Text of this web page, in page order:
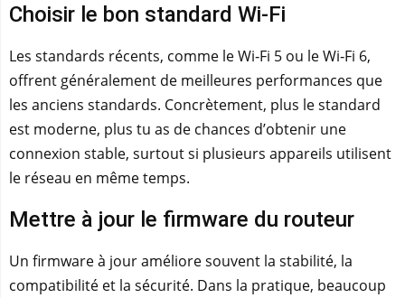
Choisir le bon standard Wi‑Fi
Les standards récents, comme le Wi‑Fi 5 ou le Wi‑Fi 6,
offrent généralement de meilleures performances que
les anciens standards. Concrètement, plus le standard
est moderne, plus tu as de chances d’obtenir une
connexion stable, surtout si plusieurs appareils utilisent
le réseau en même temps.
Mettre à jour le firmware du routeur
Un firmware à jour améliore souvent la stabilité, la
compatibilité et la sécurité. Dans la pratique, beaucoup